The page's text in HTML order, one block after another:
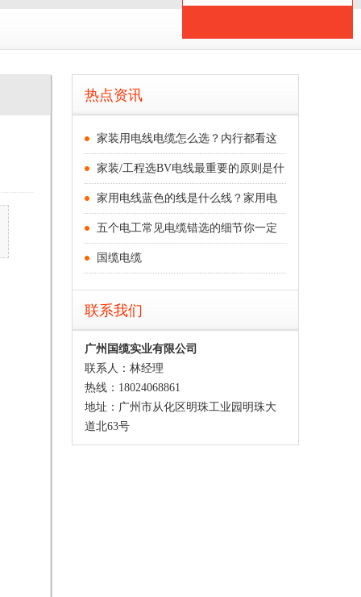
热点资讯
家装用电线电缆怎么选？内行都看这
家装/工程选BV电线最重要的原则是什
家用电线蓝色的线是什么线？家用电
五个电工常见电缆错选的细节你一定
国缆电缆
联系我们
广州国缆实业有限公司
联系人：林经理
热线：18024068861
地址：广州市从化区明珠工业园明珠大
道北63号